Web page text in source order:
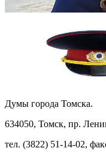
Думы города Томска.
634050, Томск, пр.
тел. (3822) 51-14-02,